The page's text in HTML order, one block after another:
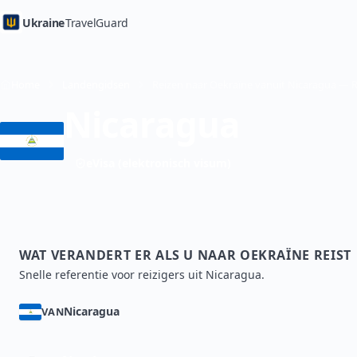
UkraineTravelGuard
WAT VERANDERT ER ALS U NAAR OEKRAÏNE REIST
Snelle referentie voor reizigers uit Nicaragua.
VANNicaragua